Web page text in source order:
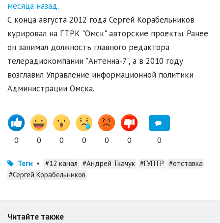
месяца назад.
С конца августа 2012 года Сергей Корабельников
курировал на ГТРК "Омск" авторские проекты. Ранее
он занимал должность главного редактора
телерадиокомпании "Антенна-7", а в 2010 году
возглавил Управление информационной политики
Администрации Омска.
0 0 0 0 0 0 0
Теги • #12 канал #Андрей Ткачук #ГУПТР #отставка
#Сергей Корабельников
Читайте также